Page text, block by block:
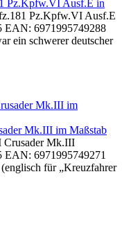
Pz.Kpfw.VI Ausf.E in
Pz.Kpfw.VI Ausf.E
EAN: 6971995749288
ein schwerer deutscher
Mk.III im Maßstab
Crusader Mk.III
EAN: 6971995749271
für „Kreuzfahrer